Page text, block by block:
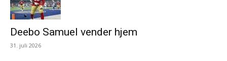
Deebo Samuel vender hjem
31. juli 2026